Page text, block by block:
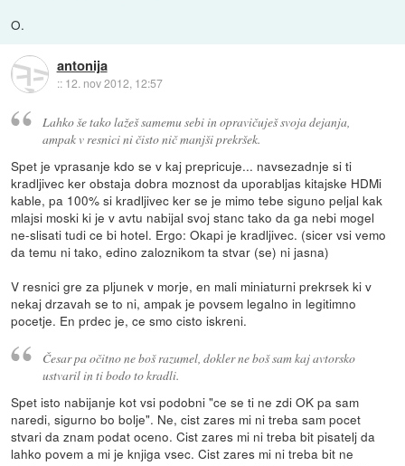
O.
antonija
:: 12. nov 2012, 12:57
Lahko še tako lažeš samemu sebi in opravičuješ svoja dejanja,
ampak v resnici ni čisto nič manjši prekršek.
Spet je vprasanje kdo se v kaj prepricuje... navsezadnje si ti
kradljivec ker obstaja dobra moznost da uporabljas kitajske HDMi
kable, pa 100% si kradljivec ker se je mimo tebe siguno peljal kak
mlajsi moski ki je v avtu nabijal svoj stanc tako da ga nebi mogel
ne-slisati tudi ce bi hotel. Ergo: Okapi je kradljivec. (sicer vsi vemo
da temu ni tako, edino zaloznikom ta stvar (se) ni jasna)
V resnici gre za pljunek v morje, en mali miniaturni prekrsek ki v
nekaj drzavah se to ni, ampak je povsem legalno in legitimno
pocetje. En prdec je, ce smo cisto iskreni.
Česar pa očitno ne boš razumel, dokler ne boš sam kaj avtorsko
ustvaril in ti bodo to kradli.
Spet isto nabijanje kot vsi podobni "ce se ti ne zdi OK pa sam
naredi, sigurno bo bolje". Ne, cist zares mi ni treba sam pocet
stvari da znam podat oceno. Cist zares mi ni treba bit pisatelj da
lahko povem a mi je knjiga vsec. Cist zares mi ni treba bit ne